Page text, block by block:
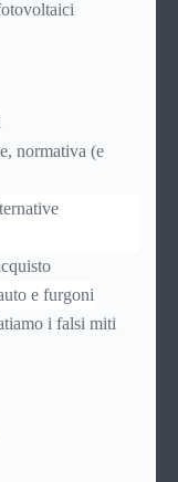
normativa (e
i falsi miti